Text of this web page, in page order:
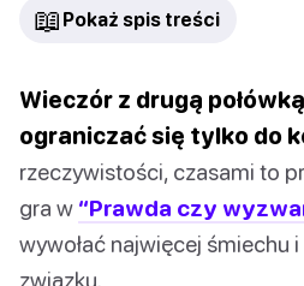
📖 Pokaż spis treści
Wieczór z drugą
ograniczać się tylko do
rzeczywistości, czasami to
gra w “Prawda czy
wywołać najwięcej śmiechu
związku.